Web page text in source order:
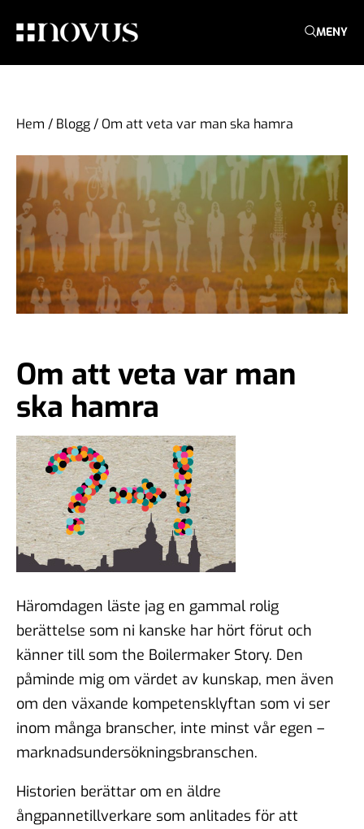
MENY
Hem / Blogg/ Om att veta var man ska hamra
Om att veta var man
ska hamra
Häromdagen läste jag en gammal rolig
berättelse som ni kanske har hört förut och
känner till som the Boilermaker Story. Den
påminde mig om värdet av kunskap, men även
om den växande kompetensklyftan som vi ser
inom många branscher, inte minst vår egen –
marknadsundersökningsbranschen.
Historien berättar om en äldre
ångpannetillverkare som anlitades för att